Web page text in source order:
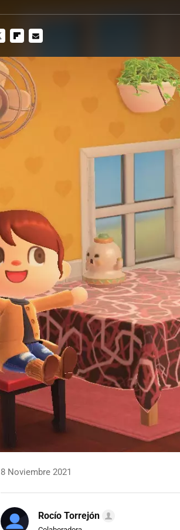
8 Noviembre 2021
Rocío Torrejón